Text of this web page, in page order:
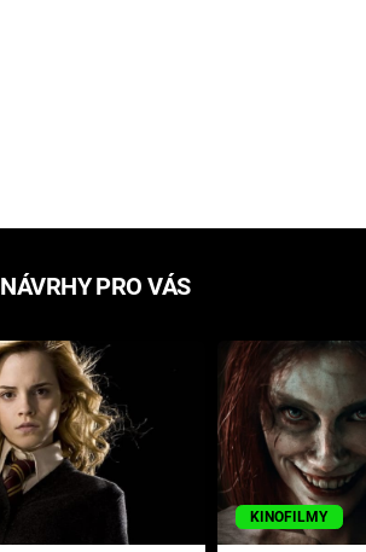
NÁVRHY PRO VÁS
KINOFILMY